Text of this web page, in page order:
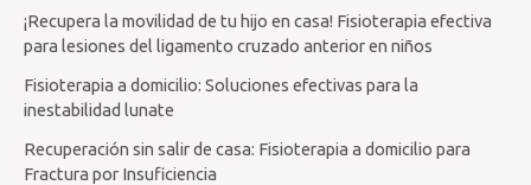
¡Recupera la movilidad de tu hijo en casa! Fisioterapia efectiva
para lesiones del ligamento cruzado anterior en niños
Fisioterapia a domicilio: Soluciones efectivas para la
inestabilidad lunate
Recuperación sin salir de casa: Fisioterapia a domicilio para
Fractura por Insuficiencia